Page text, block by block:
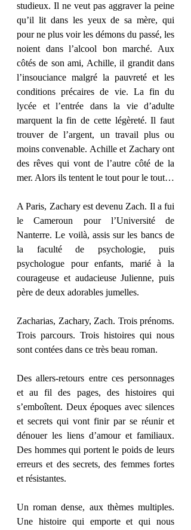
studieux. Il ne veut pas aggraver la peine
qu’il lit dans les yeux de sa mère, qui
pour ne plus voir les démons du passé, les
noient dans l’alcool bon marché. Aux
côtés de son ami, Achille, il grandit dans
l’insouciance malgré la pauvreté et les
conditions précaires de vie. La fin du
lycée et l’entrée dans la vie d’adulte
marquent la fin de cette légèreté. Il faut
trouver de l’argent, un travail plus ou
moins convenable. Achille et Zachary ont
des rêves qui vont de l’autre côté de la
mer. Alors ils tentent le tout pour le tout…
A Paris, Zachary est devenu Zach. Il a fui
le Cameroun pour l’Université de
Nanterre. Le voilà, assis sur les bancs de
la faculté de psychologie, puis
psychologue pour enfants, marié à la
courageuse et audacieuse Julienne, puis
père de deux adorables jumelles.
Zacharias, Zachary, Zach. Trois prénoms.
Trois parcours. Trois histoires qui nous
sont contées dans ce très beau roman.
Des allers-retours entre ces personnages
et au fil des pages, des histoires qui
s’emboîtent. Deux époques avec silences
et secrets qui vont finir par se réunir et
dénouer les liens d’amour et familiaux.
Des hommes qui portent le poids de leurs
erreurs et des secrets, des femmes fortes
et résistantes.
Un roman dense, aux thèmes multiples.
Une histoire qui emporte et qui nous